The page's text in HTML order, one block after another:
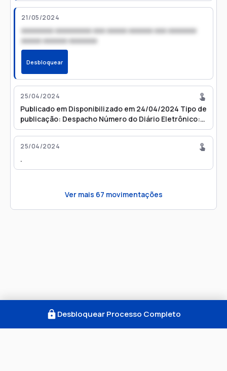
21/05/2024
xxxxxxxx xxxxxxxxx xxx xxxxx xxxxxx xxx xxxxxxx
xxxxx xxxxxx xxxxxxx
Desbloquear
25/04/2024
Publicado em Disponibilizado em 24/04/2024 Tipo de
publicação: Despacho Número do Diário Eletrônico:
3953
25/04/2024
.
Ver mais 67 movimentações
Desbloquear Processo Completo